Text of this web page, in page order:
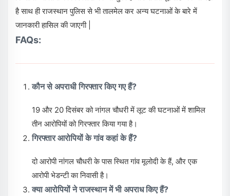
है साथ ही राजस्थान पुलिस से भी तालमेल कर अन्य घटनाओं के बारे में
जानकारी हासिल की जाएगी |
FAQs:
कौन से अपराधी गिरफ्तार किए गए हैं?
19 और 20 दिसंबर को नांगल चौधरी में लूट की घटनाओं में शामिल
तीन आरोपियों को गिरफ्तार किया गया है।
गिरफ्तार आरोपियों के गांव कहां के हैं?
दो आरोपी नांगल चौधरी के पास स्थित गांव मूलोदी के हैं, और एक
आरोपी भेडन्टी का निवासी है।
क्या आरोपियों ने राजस्थान में भी अपराध किए हैं?